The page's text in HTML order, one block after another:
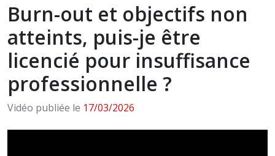
Burn-out et objectifs non
atteints, puis-je être
licencié pour insuffisance
professionnelle ?
Vidéo publiée le 17/03/2026